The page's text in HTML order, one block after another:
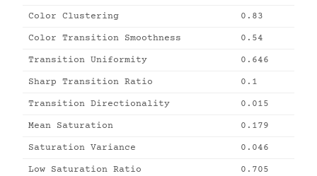
Color Clustering 0.83
Color Transition Smoothness 0.54
Transition Uniformity 0.646
Sharp Transition Ratio 0.1
Transition Directionality 0.015
Mean Saturation 0.179
Saturation Variance 0.046
Low Saturation Ratio 0.705